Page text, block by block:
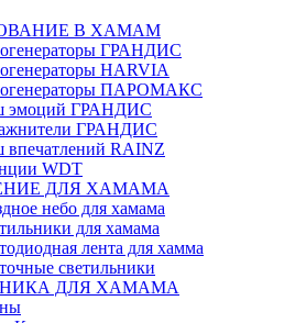
В ХАМАМ
ГРАНДИС
HARVIA
ПАРОМАКС
эмоций ГРАНДИС
ГРАНДИС
впечатлений RAINZ
WDT
ДЛЯ ХАМАМА
небо для хамама
для хамама
лента для хамма
светильники
ДЛЯ ХАМАМА